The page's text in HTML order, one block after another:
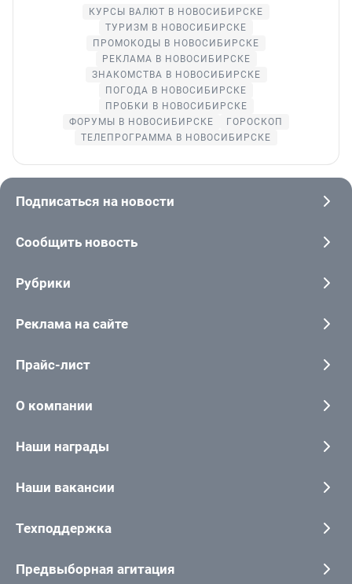
КУРСЫ ВАЛЮТ В НОВОСИБИРСКЕ
ТУРИЗМ В НОВОСИБИРСКЕ
ПРОМОКОДЫ В НОВОСИБИРСКЕ
РЕКЛАМА В НОВОСИБИРСКЕ
ЗНАКОМСТВА В НОВОСИБИРСКЕ
ПОГОДА В НОВОСИБИРСКЕ
ПРОБКИ В НОВОСИБИРСКЕ
ФОРУМЫ В НОВОСИБИРСКЕ
ГОРОСКОП
ТЕЛЕПРОГРАММА В НОВОСИБИРСКЕ
Подписаться на новости
Сообщить новость
Рубрики
Реклама на сайте
Прайс-лист
О компании
Наши награды
Наши вакансии
Техподдержка
Предвыборная агитация